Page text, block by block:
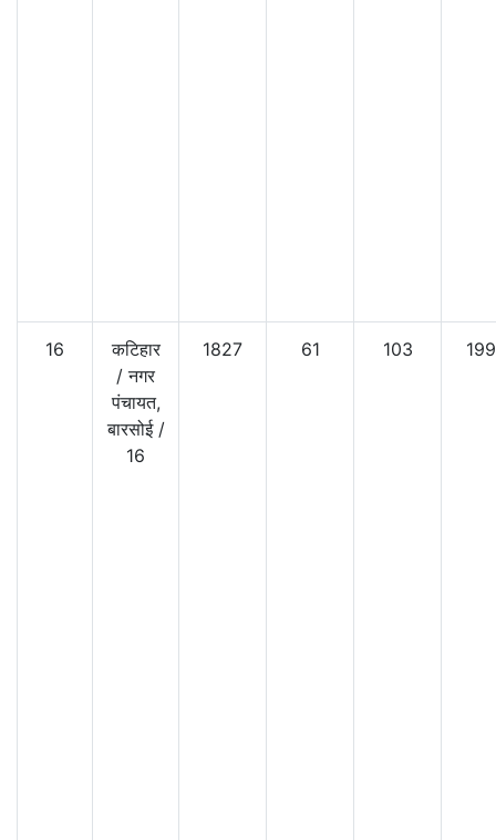
16
कटिहार
/नगर
पंचायत,
बारसोई /
16
1827 61 103